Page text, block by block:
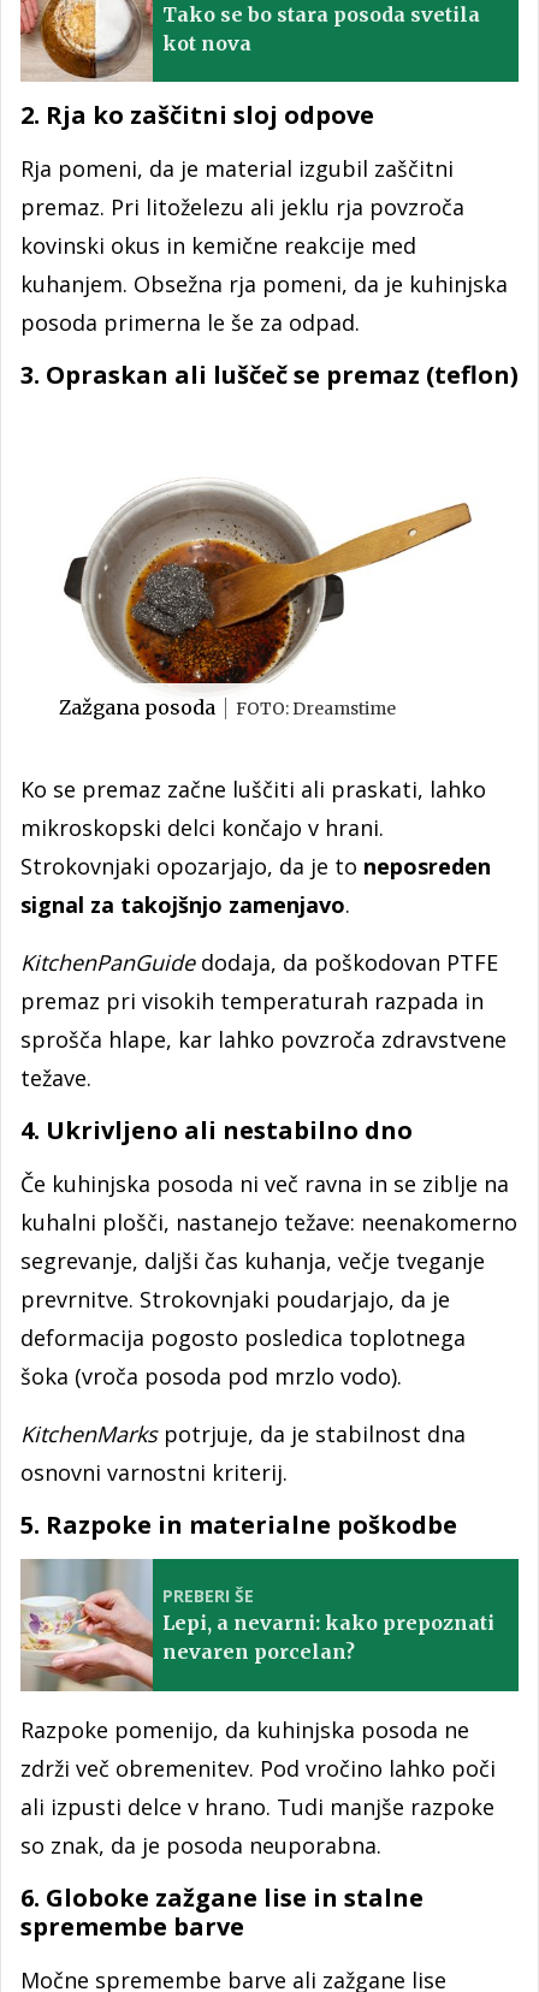
Tako se bo stara posoda svetila
kot nova
2. Rja ko zaščitni sloj odpove
Rja pomeni, da je material izgubil zaščitni
premaz. Pri litoželezu ali jeklu rja povzroča
kovinski okus in kemične reakcije med
kuhanjem. Obsežna rja pomeni, da je kuhinjska
posoda primerna le še za odpad.
3. Opraskan ali luščeč se premaz (teflon)
Zažgana posoda FOTO: Dreamstime
Ko se premaz začne luščiti ali praskati, lahko
mikroskopski delci končajo v hrani.
Strokovnjaki opozarjajo, da je to neposreden
signal za takojšnjo zamenjavo.
KitchenPanGuidedodaja, da poškodovan PTFE
premaz pri visokih temperaturah razpada in
sprošča hlape, kar lahko povzroča zdravstvene
težave.
4. Ukrivljeno ali nestabilno dno
Če kuhinjska posoda ni več ravna in se ziblje na
kuhalni plošči, nastanejo težave: neenakomerno
segrevanje, daljši čas kuhanja, večje tveganje
prevrnitve. Strokovnjaki poudarjajo, da je
deformacija pogosto posledica toplotnega
šoka (vroča posoda pod mrzlo vodo).
KitchenMarkspotrjuje, da je stabilnost dna
osnovni varnostni kriterij.
5. Razpoke in materialne poškodbe
PREBERI ŠE
Lepi, a nevarni: kako prepoznati
nevaren porcelan?
Razpoke pomenijo, da kuhinjska posoda ne
zdrži več obremenitev. Pod vročino lahko poči
ali izpusti delce v hrano. Tudi manjše razpoke
so znak, da je posoda neuporabna.
6. Globoke zažgane lise in stalne
spremembe barve
Močne spremembe barve ali zažgane lise